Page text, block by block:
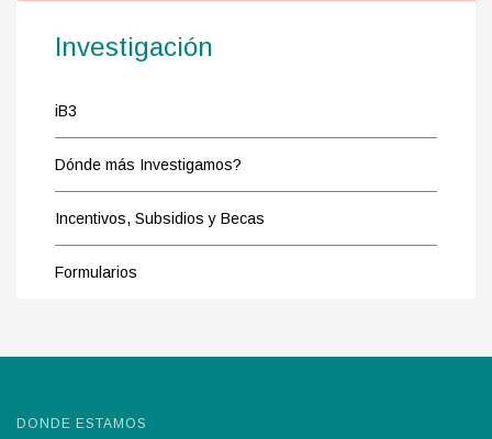
Investigación
iB3
Dónde más Investigamos?
Incentivos, Subsidios y Becas
Formularios
DONDE ESTAMOS